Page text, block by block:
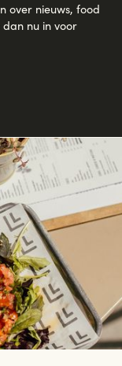
over nieuws, food
nu in voor